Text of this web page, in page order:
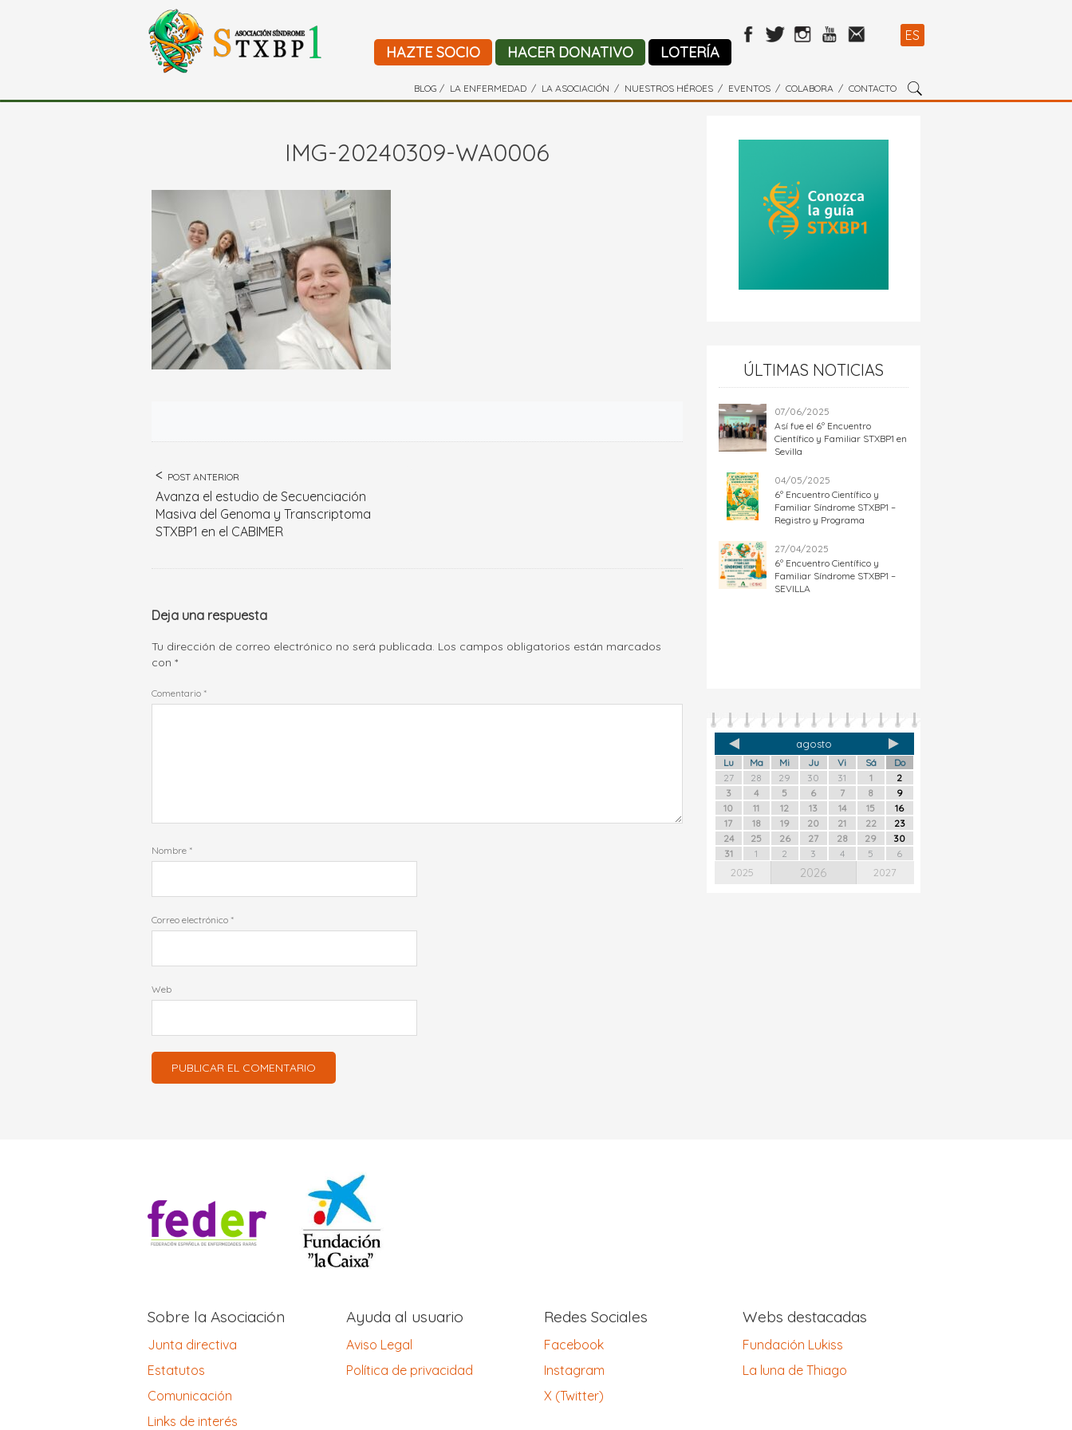
ES
HAZTE SOCIO HACER DONATIVO LOTERÍA
BLOG LA ENFERMEDAD LA ASOCIACIÓN NUESTROS HÉROES EVENTOS COLABORA CONTACTO
IMG-20240309-WA0006
POST ANTERIOR
Avanza el estudio de Secuenciación
Masiva del Genoma y Transcriptoma
STXBP1 en el CABIMER
Deja una respuesta
Tu dirección de correo electrónico no será publicada. Los campos obligatorios están marcados
con *
Comentario *
Nombre *
Correo electrónico *
Web
ÚLTIMAS NOTICIAS
07/06/2025
Así fue el 6º Encuentro
Científico y Familiar STXBP1 en
Sevilla
04/05/2025
6º Encuentro Científico y
Familiar Síndrome STXBP1 –
Registro y Programa
27/04/2025
6º Encuentro Científico y
Familiar Síndrome STXBP1 –
SEVILLA
agosto
Lu Ma Mi Ju Vi Sá
Do
27
28 29 30 31 1
2
3
4 5 6 7 8
9
10
11 12 13 14 15
16
17
18 19 20 21 22
23
24
25 26 27 28 29
30
31
1 2 3 4 5 6
2025 2026 2027
Sobre la Asociación
Junta directiva
Estatutos
Comunicación
Links de interés
Ayuda al usuario
Aviso Legal
Política de privacidad
Redes Sociales
Facebook
Instagram
X (Twitter)
Webs destacadas
Fundación Lukiss
La luna de Thiago